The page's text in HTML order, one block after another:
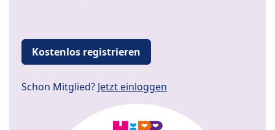
Kostenlos registrieren
Schon Mitglied? Jetzt einloggen